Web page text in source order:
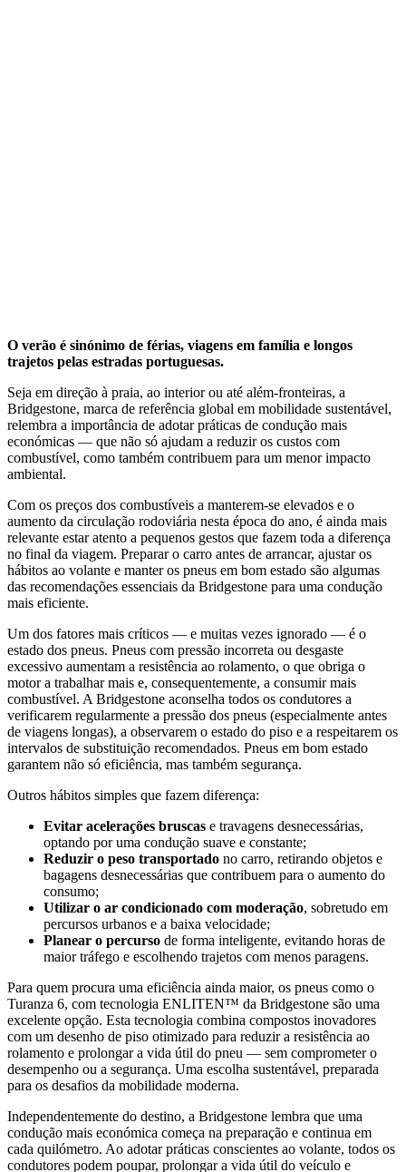
O verão é sinónimo de férias, viagens em família e longos
trajetos pelas estradas portuguesas.
Seja em direção à praia, ao interior ou até além-fronteiras, a
Bridgestone, marca de referência global em mobilidade sustentável,
relembra a importância de adotar práticas de condução mais
económicas — que não só ajudam a reduzir os custos com
combustível, como também contribuem para um menor impacto
ambiental.
Com os preços dos combustíveis a manterem-se elevados e o
aumento da circulação rodoviária nesta época do ano, é ainda mais
relevante estar atento a pequenos gestos que fazem toda a diferença
no final da viagem. Preparar o carro antes de arrancar, ajustar os
hábitos ao volante e manter os pneus em bom estado são algumas
das recomendações essenciais da Bridgestone para uma condução
mais eficiente.
Um dos fatores mais críticos — e muitas vezes ignorado — é o
estado dos pneus. Pneus com pressão incorreta ou desgaste
excessivo aumentam a resistência ao rolamento, o que obriga o
motor a trabalhar mais e, consequentemente, a consumir mais
combustível. A Bridgestone aconselha todos os condutores a
verificarem regularmente a pressão dos pneus (especialmente antes
de viagens longas), a observarem o estado do piso e a respeitarem os
intervalos de substituição recomendados. Pneus em bom estado
garantem não só eficiência, mas também segurança.
Outros hábitos simples que fazem diferença:
Evitar acelerações bruscas e travagens desnecessárias,
optando por uma condução suave e constante;
Reduzir o peso transportado no carro, retirando objetos e
bagagens desnecessárias que contribuem para o aumento do
consumo;
Utilizar o ar condicionado com moderação, sobretudo em
percursos urbanos e a baixa velocidade;
Planear o percurso de forma inteligente, evitando horas de
maior tráfego e escolhendo trajetos com menos paragens.
Para quem procura uma eficiência ainda maior, os pneus como o
Turanza 6, com tecnologia ENLITEN™ da Bridgestone são uma
excelente opção. Esta tecnologia combina compostos inovadores
com um desenho de piso otimizado para reduzir a resistência ao
rolamento e prolongar a vida útil do pneu — sem comprometer o
desempenho ou a segurança. Uma escolha sustentável, preparada
para os desafios da mobilidade moderna.
Independentemente do destino, a Bridgestone lembra que uma
condução mais económica começa na preparação e continua em
cada quilómetro. Ao adotar práticas conscientes ao volante, todos os
condutores podem poupar, prolongar a vida útil do veículo e